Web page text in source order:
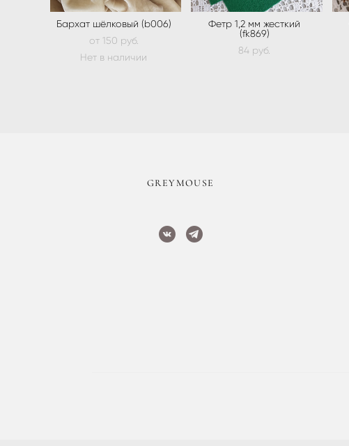
Бархат шёлковый (b006)
от 150 pуб.
Нет в наличии
Фетр 1,2 мм жесткий
(fk869)
84 pуб.
​GREYMOUSE